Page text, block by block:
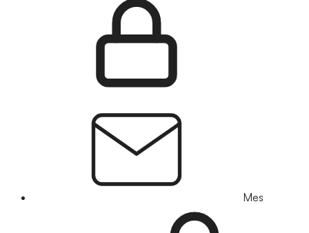
Mes